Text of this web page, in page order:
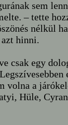
sem
– tette
nélkül
hinni.
csak egy
volna a
Hüle,